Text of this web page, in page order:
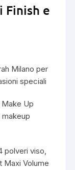
Finish e
Milano per
speciali
Up
polveri viso,
Maxi Volume